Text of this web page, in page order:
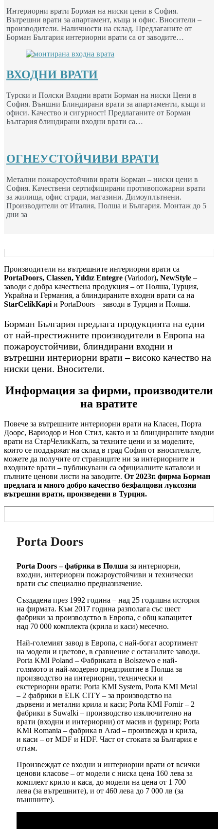
Интериорни врати Борман на ниски цени в София.
Вътрешни врати за апартамент, къща и офис. Вносители –
производители. Наличности на склад. Предлаганите от
Борман България интериорни врати са от заводите…
ВХОДНИ ВРАТИ
Турски и Полски Входни врати Борман на ниски Цени в
София. Външни Блиндирани врати за апартаменти, къщи и
офиси. Качество и сигурност! Предлаганите от Борман
България блиндирани входни врати са…
ОГНЕУСТОЙЧИВИ ВРАТИ
Метални пожароустойчиви врати Борман – ниски цени в
София. Качествени сертифицирани противопожарни врати
за жилища, офис сгради, магазини. Димоуплътнени.
Производители от Италия, Полша и България. Монтаж до 5
дни за
Производители на вътрешните интериорни врати са
PortaDoors, Classen, Yıldız Entegre (Variodor), NewStyle –
заводи с добра качествена продукция – от Полша, Турция,
Украйна и Германия, а блиндираните входни врати са на
StarCelikKapi и PortaDoors – заводи в Турция и Полша.
Борман България предлага продукцията на едни
от най-престижните производители в Европа на
пожароустойчиви, блиндирани входни и
вътрешни интериорни врати – високо качество на
ниски цени. Вносители.
Информация за фирми, производители
на вратите
Повече за вътрешните интериорни врати на Класен, Порта
Доорс, Вариодор и Нов Стил, както и за блиндираните входни
врати на СтарЧеликКапъ, за техните цени и за моделите,
които се поддържат на склад в град София от вносителите,
можете да получите от страниците ни за интериорните и
входните врати – публикувани са официалните каталози и
пълните ценови листи на заводите. От 2023г. фирма Борман
предлага и много добро качество безфалцови луксозни
вътрешни врати, произведени в Турция.
Porta Doors
Porta Doors – фабрика в Полша за интериорни,
входни, интериорни пожароустойчиви и технически
врати със специално предназначение.
Създадена през 1992 година – над 25 годишна история
на фирмата. Към 2017 година разполага със шест
фабрики за производство в Европа, с общ капацитет
над 70 000 комплекта (крила и каси) месечно.
Най-големият завод в Европа, с най-богат асортимент
на модели и цветове, в сравнение с останалите заводи.
Porta KMI Poland – Фабриката в Bolszewo е най-
голямото и най-модерно предприятие в Полша за
производство на интериорни, технически и
екстериорни врати; Porta KMI System, Porta KMI Metal
– 2 фабрики в ELK CITY – за производство на
дървени и метални крила и каси; Porta KMI Fornir – 2
фабрики в Suwalki – производство изключително на
врати (входни и интериорни) от масив и фурнир; Porta
KMI Romania – фабрика в Arad – произвежда и крила,
и каси – от MDF и HDF. Част от стоката за България е
оттам.
Произвеждат се входни и интериорни врати от всички
ценови класове – от модели с ниска цена 160 лева за
комплект крило и каса, до модели на цена от 1 700
лева (за вътрешните), и от 460 лева до 7 000 лв (за
външните).